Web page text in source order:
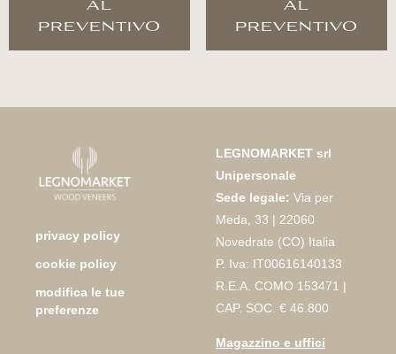
preventivo
preventivo
privacy policy
cookie policy
modifica le tue
preferenze
LEGNOMARKET srl
Unipersonale
Sede legale: Via per
Meda, 33 | 22060
Novedrate (CO) Italia
P. Iva: IT00616140133
R.E.A. COMO 153471 |
CAP. SOC. € 46.800
Magazzino e uffici